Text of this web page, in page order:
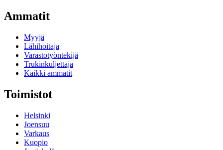
Ammatit
Myyjä
Lähihoitaja
Varastotyöntekijä
Trukinkuljettaja
Kaikki ammatit
Toimistot
Helsinki
Joensuu
Varkaus
Kuopio